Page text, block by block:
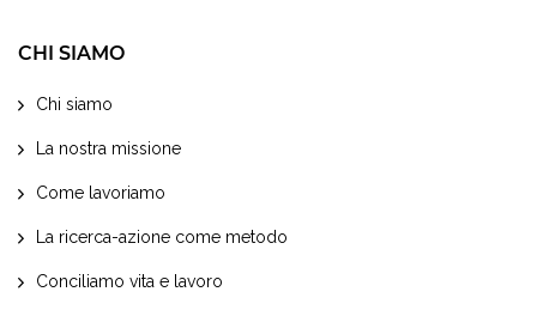
CHI SIAMO
Chi siamo
La nostra missione
Come lavoriamo
La ricerca-azione come metodo
Conciliamo vita e lavoro